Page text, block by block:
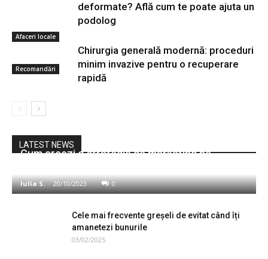
Afaceri locale
Recomandări
deformate? Află cum te poate ajuta un
podolog
Chirurgia generală modernă: proceduri
minim invazive pentru o recuperare
rapidă
LATEST NEWS
Cum creezi o strategie de marketing pe
Iulia S. - 20/10/2023 0
Cele mai frecvente greșeli de evitat când îți
amanetezi bunurile
03/02/2025